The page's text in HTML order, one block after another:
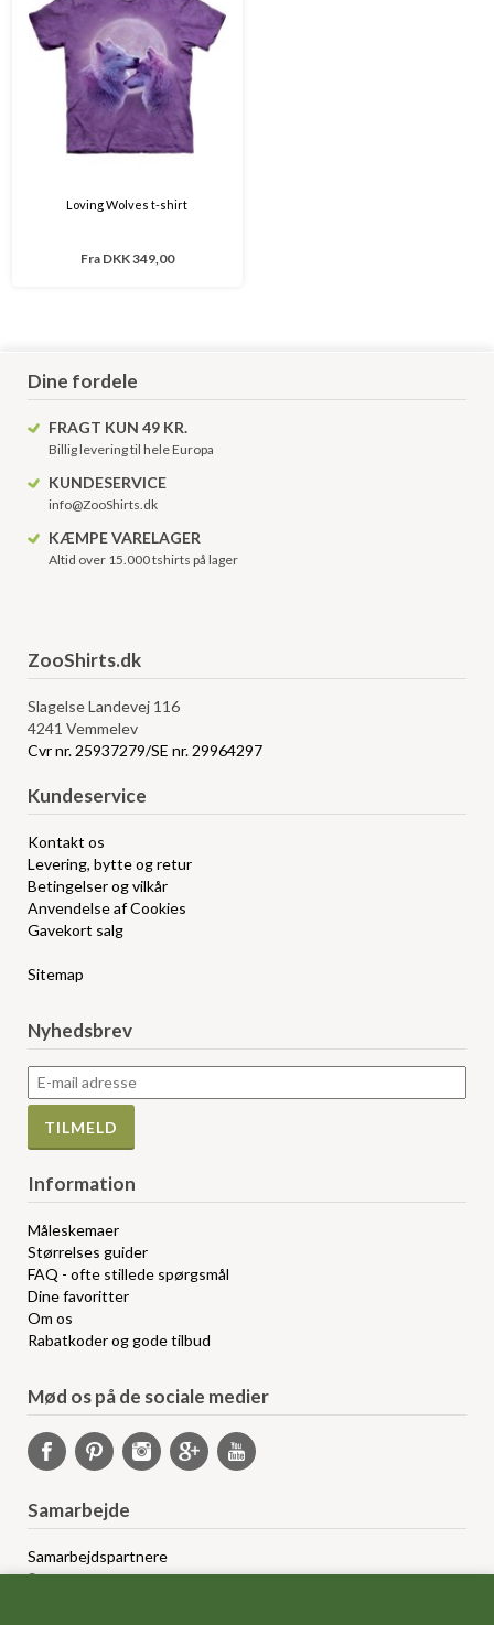
Loving Wolves t-shirt
Fra DKK 349,00
Dine fordele
FRAGT KUN 49 KR.
Billig levering til hele Europa
KUNDESERVICE
info@ZooShirts.dk
KÆMPE VARELAGER
Altid over 15.000 tshirts på lager
ZooShirts.dk
Slagelse Landevej 116
4241 Vemmelev
Cvr nr. 25937279/SE nr. 29964297
Kundeservice
Kontakt os
Levering, bytte og retur
Betingelser og vilkår
Anvendelse af Cookies
Gavekort salg
Sitemap
Nyhedsbrev
Information
Måleskemaer
Størrelses guider
FAQ - ofte stillede spørgsmål
Dine favoritter
Om os
Rabatkoder og gode tilbud
Mød os på de sociale medier
Samarbejde
Samarbejdspartnere
Sponsorprogram